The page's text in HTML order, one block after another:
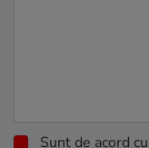
Sunt de acord cu